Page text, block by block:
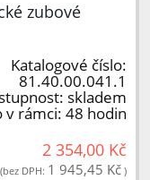
zubové
Katalogové číslo:
81.40.00.041.1
skladem
v rámci: 48 hodin
2 354,00 Kč
(bez DPH: 1 945,45 Kč )